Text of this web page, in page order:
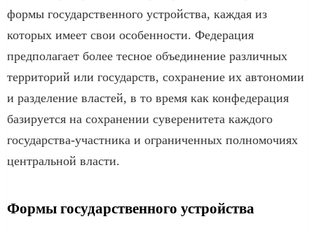
формы государственного устройства, каждая из
которых имеет свои особенности. Федерация
предполагает более тесное объединение различных
территорий или государств, сохранение их автономии
и разделение властей, в то время как конфедерация
базируется на сохранении суверенитета каждого
государства-участника и ограниченных полномочиях
центральной власти.
Формы государственного устройства